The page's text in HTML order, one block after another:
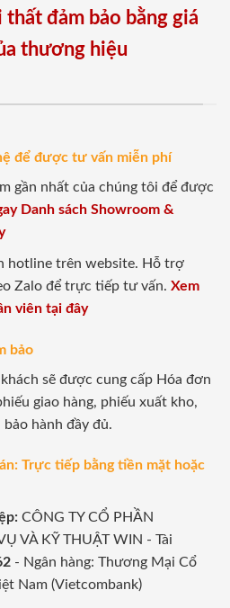
đảm bảo bằng giá
thương hiệu
để được tư vấn miễn phí
gần nhất của chúng tôi để được
Danh sách Showroom &
hotline trên website. Hỗ trợ
Zalo để trực tiếp tư vấn. Xem
viên tại đây
bảo
sẽ được cung cấp Hóa đơn
giao hàng, phiếu xuất kho,
hành đầy đủ.
Trực tiếp bằng tiền mặt hoặc
CÔNG TY CỔ PHẦN
VÀ KỸ THUẬT WIN - Tài
- Ngân hàng: Thương Mại Cổ
Nam (Vietcombank)